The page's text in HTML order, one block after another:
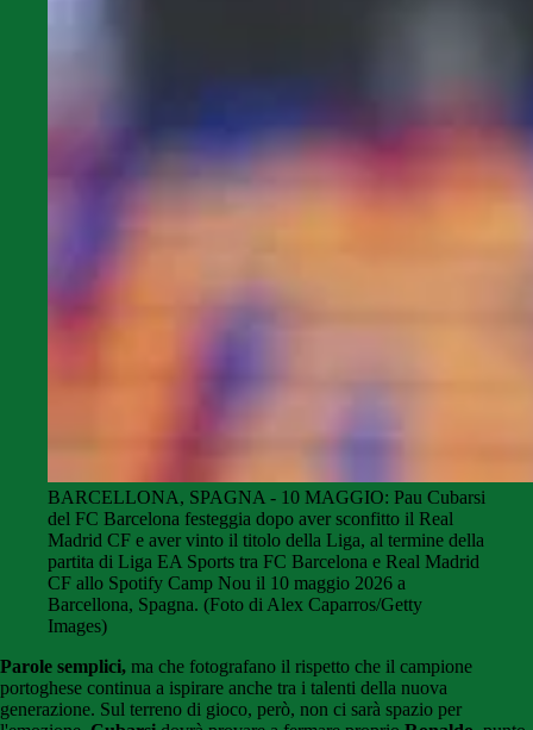
BARCELLONA, SPAGNA - 10 MAGGIO: Pau Cubarsi
del FC Barcelona festeggia dopo aver sconfitto il Real
Madrid CF e aver vinto il titolo della Liga, al termine della
partita di Liga EA Sports tra FC Barcelona e Real Madrid
CF allo Spotify Camp Nou il 10 maggio 2026 a
Barcellona, ​​Spagna. (Foto di Alex Caparros/Getty
Images)
Parole semplici, ma che fotografano il rispetto che il campione
portoghese continua a ispirare anche tra i talenti della nuova
generazione. Sul terreno di gioco, però, non ci sarà spazio per